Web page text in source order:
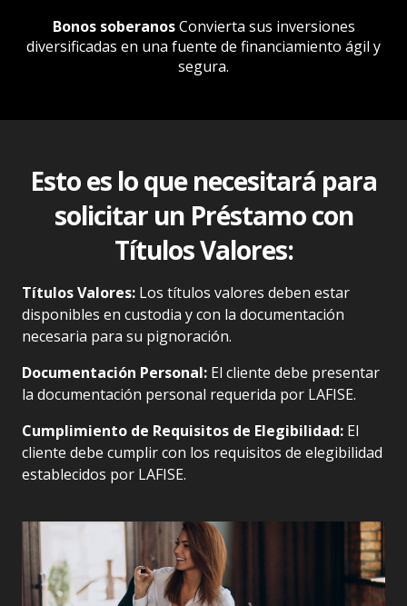
Bonos soberanos Convierta sus inversiones
diversificadas en una fuente de financiamiento ágil y
segura.
Esto es lo que necesitará para
solicitar un Préstamocon
Títulos Valores:
Títulos Valores: Los títulos valores deben estar
disponibles en custodia y con la documentación
necesaria para su pignoración.
Documentación Personal: El cliente debe presentar
la documentación personal requerida por LAFISE.
Cumplimiento de Requisitos de Elegibilidad: El
cliente debe cumplir con los requisitos de elegibilidad
establecidos por LAFISE.